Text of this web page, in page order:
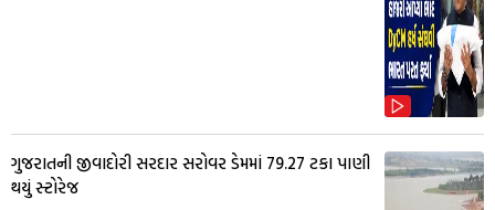
ગુજરાતની જીવાદોરી સરદાર સરોવર ડેમમાં 79.27 ટકા પાણી
થયું સ્ટોરેજ